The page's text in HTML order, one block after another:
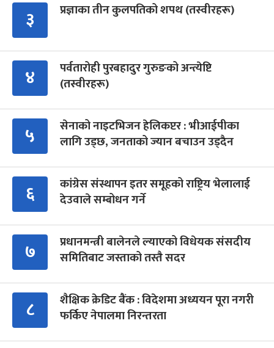
३ प्रज्ञाका तीन कुलपतिको शपथ (तस्वीरहरू)
४
पर्वतारोही पुरबहादुर गुरुङको अन्त्येष्टि
(तस्वीरहरू)
५
सेनाको नाइटभिजन हेलिकप्टर : भीआईपीका
लागि उड्छ, जनताको ज्यान बचाउन उड्दैन
६
कांग्रेस संस्थापन इतर समूहको राष्ट्रिय भेलालाई
देउवाले सम्बोधन गर्ने
७
प्रधानमन्त्री बालेनले ल्याएको विधेयक संसदीय
समितिबाट जस्ताको तस्तै सदर
८
शैक्षिक क्रेडिट बैंक : विदेशमा अध्ययन पूरा नगरी
फर्किए नेपालमा निरन्तरता